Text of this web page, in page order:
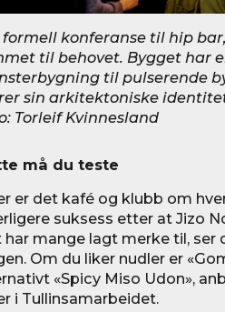
formell konferanse til hip
til behovet. Bygget har
til pulserende
sin arkitektoniske
Torleif Kvinnesland
må du teste
er det kafé og klubb om
suksess etter at Jizo
har mange lagt merke til, ser
Om du liker nudler er
«Spicy Miso Udon»,
i Tullinsamarbeidet.